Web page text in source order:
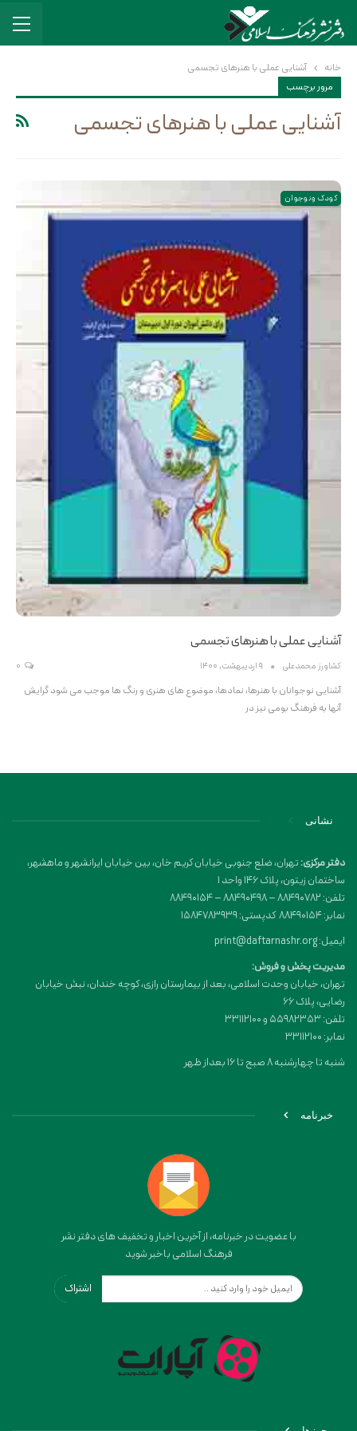
خانه
آشنایی عملی با هنرهای تجسمی
مرور برچسب
آشنایی عملی با هنرهای تجسمی
کودک و نوجوان
آشنایی عملی با هنرهای تجسمی
کشاورز محمدعلی 9 اردیبهشت, 1400
آشنایی نوجوانان با هنرها، نمادها، موضوع های هنری و رنگ ها موجب می شود گرایش
آنها به فرهنگ بومی نیز در
نشانی
دفتر مرکزی:تهران، ضلع جنوبی خیابان کریم خان، بین خیابان ایرانشهر و ماهشهر،
ساختمان زیتون، پلاک 146 واحد 1
تلفن: 88490782 – 88490498 – 88490154
نمابر: 88490154 کدپستی: 1584783939
ایمیل: print@daftarnashr.org
مدیریت پخش و فروش:
تهران، خیابان وحدت اسلامی، بعد از بیمارستان رازی، کوچه خندان، نبش خیابان
رضایی، پلاک ۶۶
تلفن: 55982353 و 33112100
نمابر: 33112100
شنبه تا چهارشنبه 8 صبح تا 16 بعداز ظهر
خبرنامه
با عضویت در خبرنامه، از آخرین اخبار و تخفیف های دفتر نشر
فرهنگ اسلامی باخبر شوید
اشتراک